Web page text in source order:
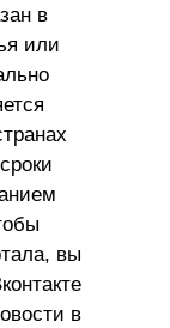
в
или
вы
в